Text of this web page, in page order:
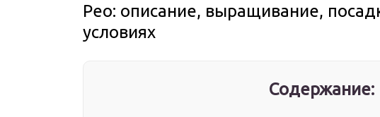
Рео: описание, выращивание,
условиях
Содержание: